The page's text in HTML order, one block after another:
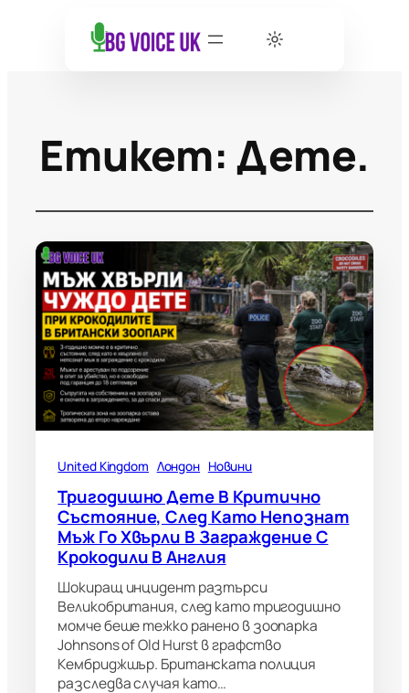
Етикет: Дете.
United Kingdom Лондон Новини
Тригодишно Дете В Критично
Състояние, След Като Непознат
Мъж Го Хвърли В Заграждение С
Крокодили В Англия
Шокиращ инцидент разтърси
Великобритания, след като тригодишно
момче беше тежко ранено в зоопарка
Johnsons of Old Hurst в графство
Кембриджшър. Британската полиция
разследва случая като…